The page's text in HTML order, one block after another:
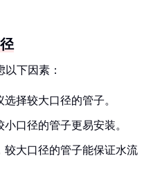
下因素：
选择较大口径的管子。
小口径的管子更易安装。
较大口径的管子能保证水流